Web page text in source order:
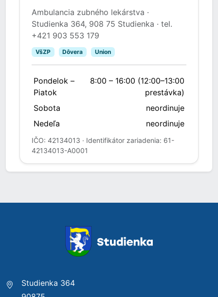
Ambulancia zubného lekárstva ·
Studienka 364, 908 75 Studienka · tel.
+421 903 553 179
VšZP Dôvera Union
Pondelok –
Piatok
8:00 – 16:00 (12:00–13:00
prestávka)
Sobota
neordinuje
Nedeľa
neordinuje
IČO: 42134013 · Identifikátor zariadenia: 61-
42134013-A0001
Studienka 364